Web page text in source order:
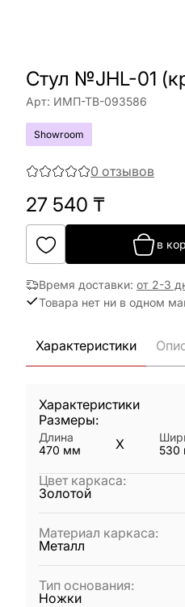
Стул №JHL-01
Арт: ИМП-ТВ-093586
Showroom
0 отзывов
27 540 ₸
в
Время доставки: от 2-3
Товара нет ни в одном
Характеристики
Характеристики
Размеры:
Длина
470 мм X
530
Цвет каркаса:
Золотой
Материал каркаса:
Металл
Тип основания:
Ножки